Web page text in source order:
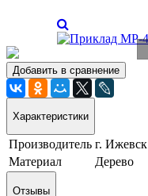
Добавить в сравнение
Характеристики
Производитель г. Ижевск
Материал
Дерево
Отзывы